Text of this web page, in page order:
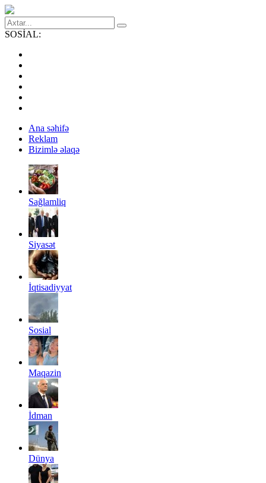
SOSİAL:
Ana səhifə
Reklam
Bizimlə əlaqə
Sağlamliq
Siyasət
İqtisadiyyat
Sosial
Maqazin
İdman
Dünya